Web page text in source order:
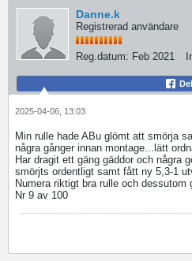
Danne.k
Registrerad användare
Reg.datum: Feb 2021
2025-04-06, 13:03
Min rulle hade ABu glömt att smörja
några gånger innan montage...lätt
Har dragit ett gäng gäddor och några
smörjts ordentligt samt fått ny 5,3-1
Numera riktigt bra rulle och dessutom
Nr 9 av 100